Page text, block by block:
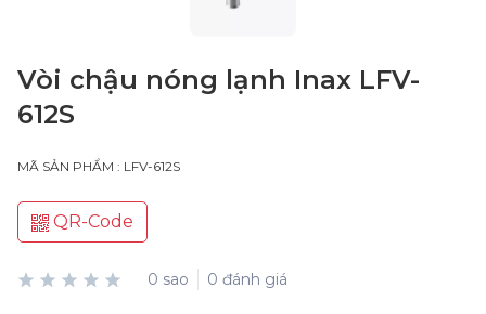
Vòi chậu nóng lạnh Inax LFV-
612S
MÃ SẢN PHẨM : LFV-612S
QR-Code
0 sao 0 đánh giá